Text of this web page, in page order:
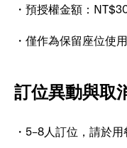
・預授權金額：
・僅作為保留座位使
訂位異動與取
・5–8人訂位，請於